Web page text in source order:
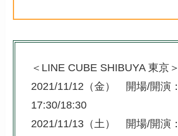
＜LINE CUBE SHIBUYA 東京＞
2021/11/12（金） 開場/開演：
17:30/18:30
2021/11/13（土） 開場/開演：